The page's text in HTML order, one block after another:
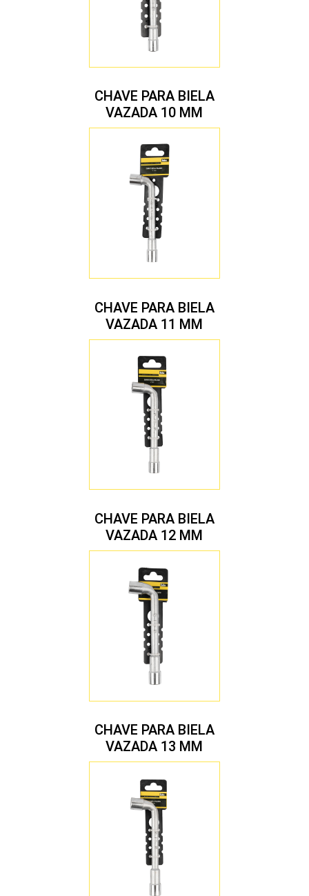
CHAVE PARA BIELA
VAZADA 10 MM
CHAVE PARA BIELA
VAZADA 11 MM
CHAVE PARA BIELA
VAZADA 12 MM
CHAVE PARA BIELA
VAZADA 13 MM